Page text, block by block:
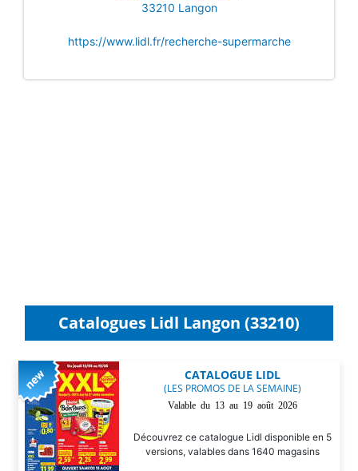
33210 Langon
https://www.lidl.fr/recherche-supermarche
Catalogues Lidl Langon (33210)
CATALOGUE LIDL
(LES PROMOS DE LA SEMAINE)
Valable du 13 au 19 août 2026
Découvrez ce catalogue Lidl disponible en 5
versions, valables dans 1640 magasins